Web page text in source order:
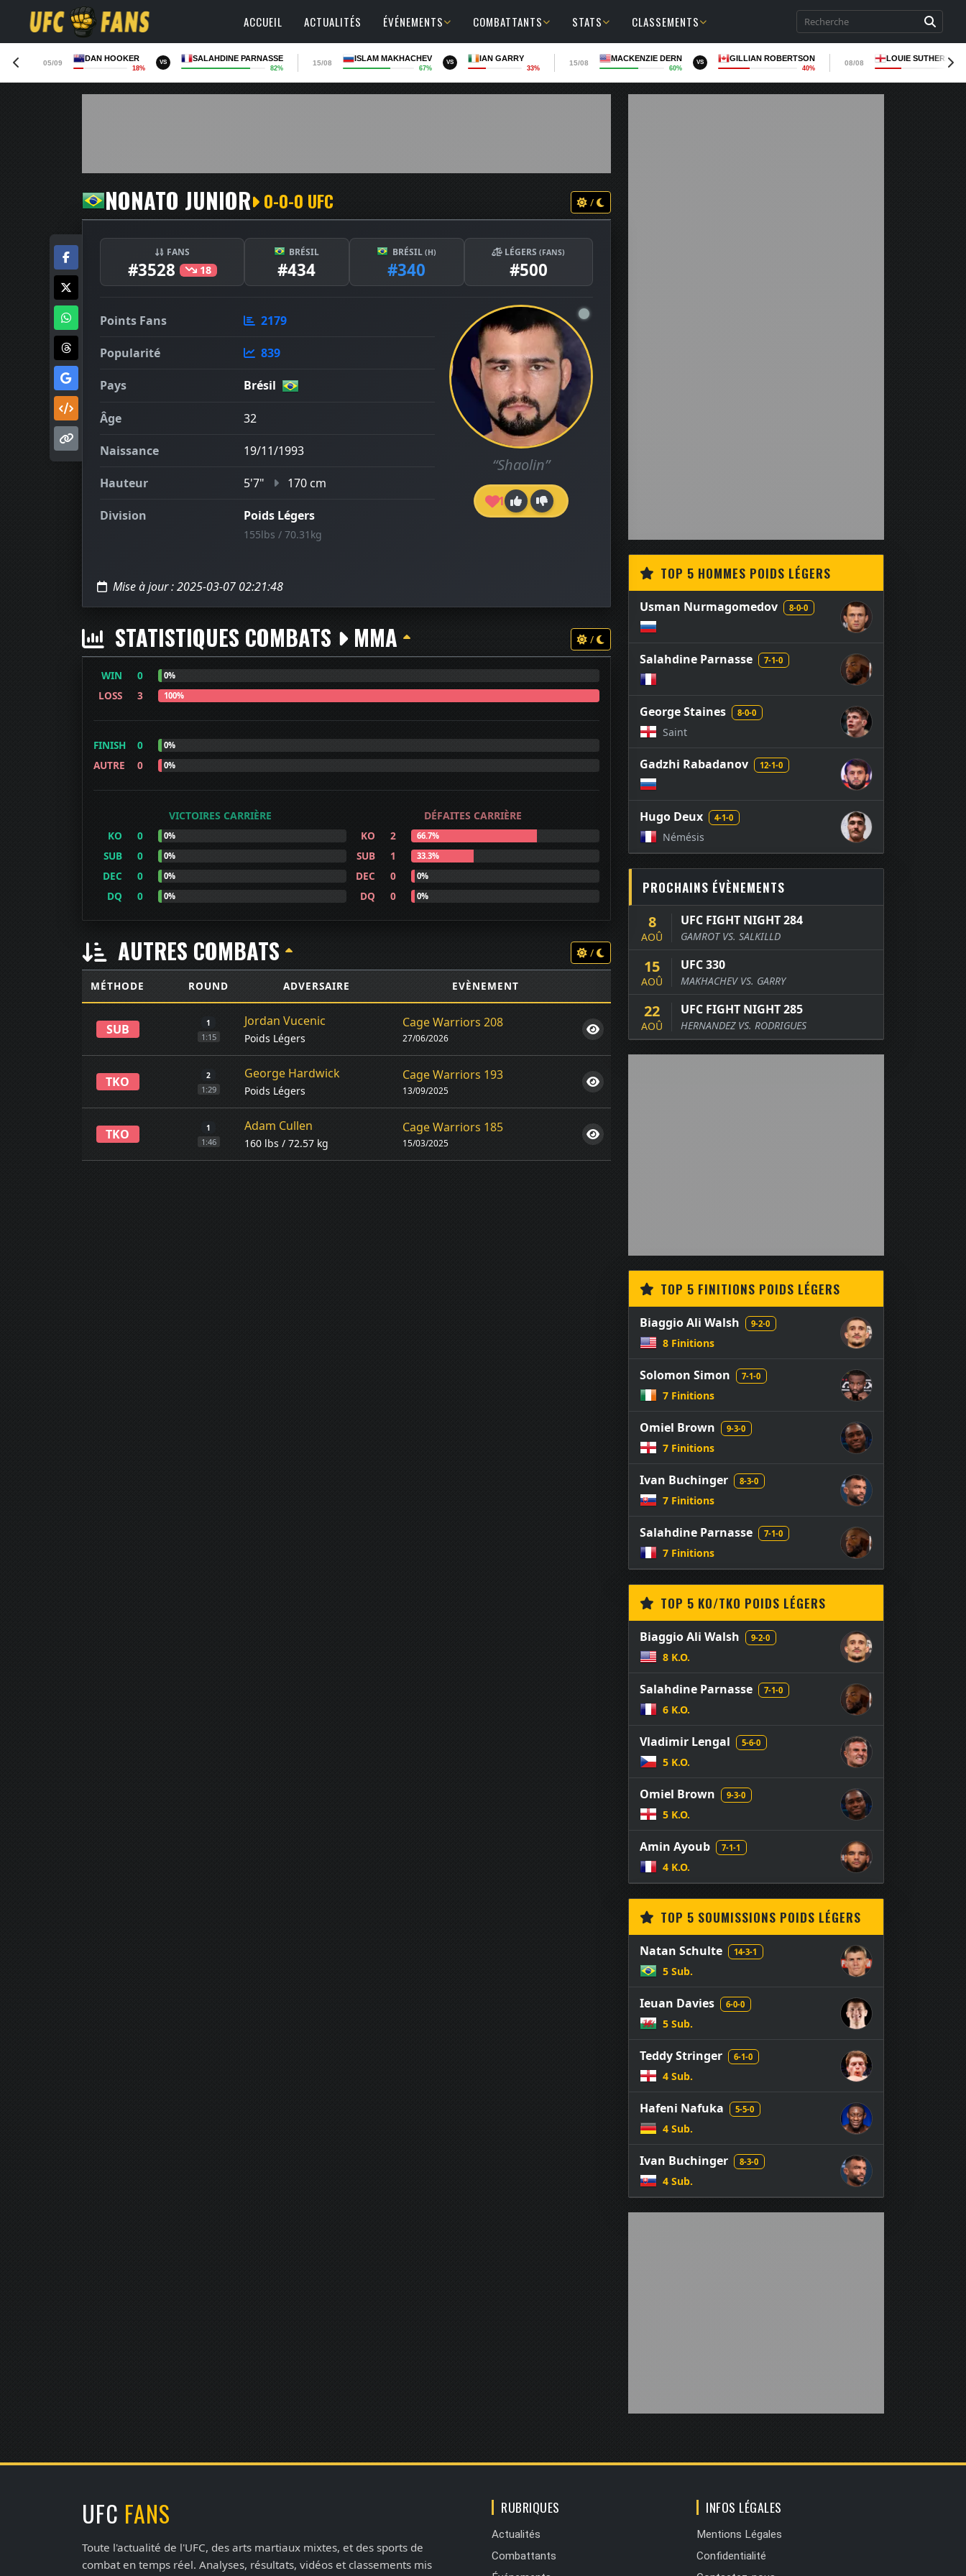
ACCUEIL ACTUALITÉS ÉVÉNEMENTS COMBATTANTS STATS CLASSEMENTS
05/09
DAN HOOKER
18%
VS SALAHDINE PARNASSE
82%
15/08
ISLAM MAKHACHEV
67%
VS IAN GARRY
33%
15/08
MACKENZIE DERN
60%
VS GILLIAN ROBERTSON
40%
08/08
LOUIE
NONATO JUNIOR 0-0-0 UFC /
FANS
#3528 18
BRÉSIL
#434
BRÉSIL(H)
#340
LÉGERS(FANS)
#500
“Shaolin”
1
Points Fans 2179
Popularité 839
Pays Brésil
Âge 32
Naissance 19/11/1993
Hauteur 5'7" 170 cm
Division Poids Légers
155lbs / 70.31kg
Mise à jour : 2025-03-07 02:21:48
STATISTIQUES COMBATS MMA /
WIN 0 0%
LOSS 3 100%
FINISH 0 0%
AUTRE 0 0%
VICTOIRES CARRIÈRE
KO
0 0%
SUB 0 0%
DEC 0 0%
DQ 0 0%
DÉFAITES CARRIÈRE
KO
2 66.7%
SUB 1 33.3%
DEC 0 0%
DQ 0 0%
AUTRES COMBATS /
MÉTHODE ROUND ADVERSAIRE EVÈNEMENT
SUB 1
1:15
Jordan Vucenic
Poids Légers
Cage Warriors 208
27/06/2026
TKO 2
1:29
George Hardwick
Poids Légers
Cage Warriors 193
13/09/2025
TKO 1
1:46
Adam Cullen
160 lbs / 72.57 kg
Cage Warriors 185
15/03/2025
TOP 5 HOMMES POIDS LÉGERS
Usman Nurmagomedov 8-0-0
Salahdine Parnasse 7-1-0
George Staines 8-0-0
Saint
Gadzhi Rabadanov 12-1-0
Hugo Deux 4-1-0
Némésis
PROCHAINS ÉVÈNEMENTS
8
AOÛ
UFC FIGHT NIGHT 284
GAMROT VS. SALKILLD
15
AOÛ
UFC 330
MAKHACHEV VS. GARRY
22
AOÛ
UFC FIGHT NIGHT 285
HERNANDEZ VS. RODRIGUES
TOP 5 FINITIONS POIDS LÉGERS
Biaggio Ali Walsh 9-2-0
8 Finitions
Solomon Simon 7-1-0
7 Finitions
Omiel Brown 9-3-0
7 Finitions
Ivan Buchinger 8-3-0
7 Finitions
Salahdine Parnasse 7-1-0
7 Finitions
TOP 5 KO/TKO POIDS LÉGERS
Biaggio Ali Walsh 9-2-0
8 K.O.
Salahdine Parnasse 7-1-0
6 K.O.
Vladimir Lengal 5-6-0
5 K.O.
Omiel Brown 9-3-0
5 K.O.
Amin Ayoub 7-1-1
4 K.O.
TOP 5 SOUMISSIONS POIDS LÉGERS
Natan Schulte 14-3-1
5 Sub.
Ieuan Davies 6-0-0
5 Sub.
Teddy Stringer 6-1-0
4 Sub.
Hafeni Nafuka 5-5-0
4 Sub.
Ivan Buchinger 8-3-0
4 Sub.
UFC FANS
Toute l'actualité de l'UFC, des arts martiaux mixtes, et des sports de
combat en temps réel. Analyses, résultats, vidéos et classements mis
RUBRIQUES
Actualités
Combattants
INFOS LÉGALES
Mentions Légales
Confidentialité